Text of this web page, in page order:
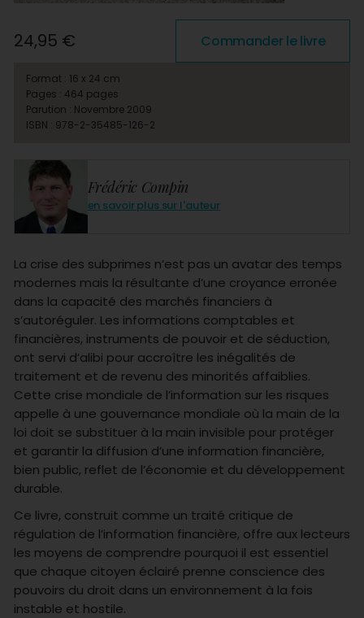
Frédéric Compin
en savoir plus sur l'auteur
La crise des subprimes n’est pas un avatar des temps
modernes mais la résultante d’une croyance erronée
dans la capacité des marchés financiers à
s’autoréguler. Les informations comptables et
financières, instruments de pouvoir et de séduction,
ont servi d’alibi pour accroître les inégalités de
traitement et de revenu des minorités affaiblies.
Cette crise mondiale de l’information sur les risques
appelle à une gouvernance mondiale où la main de la
loi doit se substituer à la main invisible pour protéger
et garantir la diffusion d’une information financière,
bien public, reflet de l’économie et du développement
durable.
Ce livre, construit comme un traité critique de
régulation de l’information financière, offre aux lecteurs
les moyens de comprendre pourquoi il est essentiel
que chaque citoyen éclairé prenne conscience des
pouvoirs du droit dans un environnement à la fois
instable et hostile.
24,95 € Commander le livre
Format : 16 x 24 cm
Pages : 464 pages
Parution : Novembre 2009
ISBN : 978-2-35485-126-2